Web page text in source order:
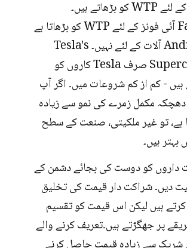
مصنوعات کے لئے WTP کو بڑھاتے ہیں۔
FaceTime آئی فونز کے لئے WTP کو بڑھاتا ہے
لیکن Android آلات کے لئے نہیں۔ Tesla's
Superchargers صرف Tesla کاروں کو
- کم از کم شروعات میں۔ اگر آپ
مکمل زمرے کی نمو سے زیادہ
ہے، تو غیر ملکیتی، صنعت کے سطح
بہتر ہیں۔
داروں کو دوست کی بجائے دشمن کے
دیں۔ شراکت دار قیمت کی تخلیق
ہیں لیکن اس قیمت کو تقسیم
پر جھگڑتے ہیں۔تعریف کرنے والے